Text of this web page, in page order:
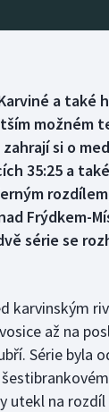
a také
možném
si o
35:25 a
Frýdkem-
série se
karvinským
až na
Série byla
utekl na